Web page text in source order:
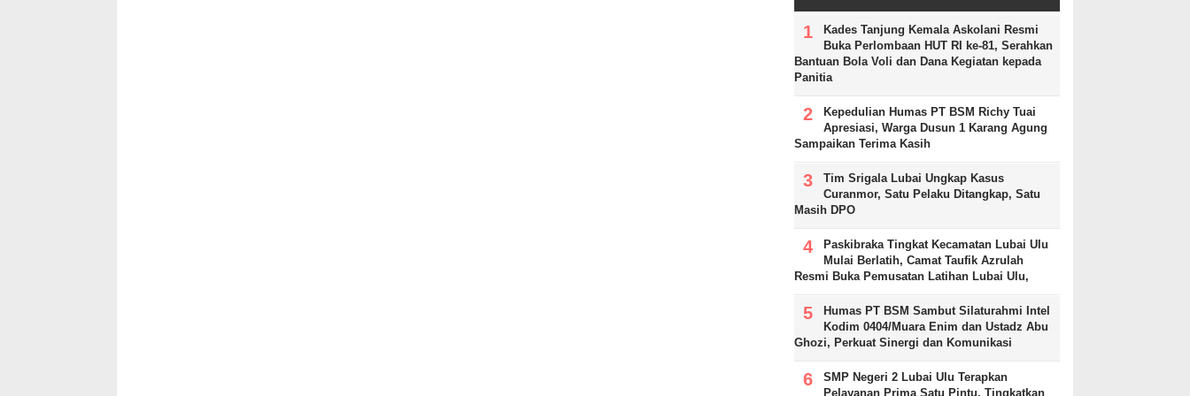
Kades Tanjung Kemala Askolani Resmi
Buka Perlombaan HUT RI ke-81, Serahkan
Bantuan Bola Voli dan Dana Kegiatan kepada
Panitia
Kepedulian Humas PT BSM Richy Tuai
Apresiasi, Warga Dusun 1 Karang Agung
Sampaikan Terima Kasih
Tim Srigala Lubai Ungkap Kasus
Curanmor, Satu Pelaku Ditangkap, Satu
Masih DPO
Paskibraka Tingkat Kecamatan Lubai Ulu
Mulai Berlatih, Camat Taufik Azrulah
Resmi Buka Pemusatan Latihan Lubai Ulu,
Humas PT BSM Sambut Silaturahmi Intel
Kodim 0404/Muara Enim dan Ustadz Abu
Ghozi, Perkuat Sinergi dan Komunikasi
SMP Negeri 2 Lubai Ulu Terapkan
Pelayanan Prima Satu Pintu, Tingkatkan